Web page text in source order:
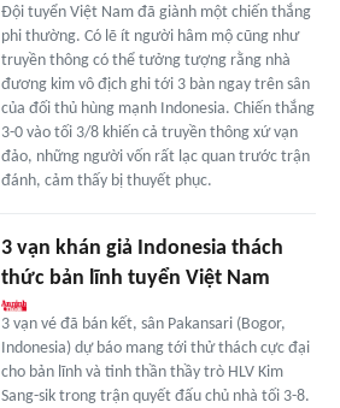
Đội tuyển Việt Nam đã giành một chiến thắng
phi thường. Có lẽ ít người hâm mộ cũng như
truyền thông có thể tưởng tượng rằng nhà
đương kim vô địch ghi tới 3 bàn ngay trên sân
của đối thủ hùng mạnh Indonesia. Chiến thắng
3-0 vào tối 3/8 khiến cả truyền thông xứ vạn
đảo, những người vốn rất lạc quan trước trận
đánh, cảm thấy bị thuyết phục.
3 vạn khán giả Indonesia thách
thức bản lĩnh tuyển Việt Nam
3 vạn vé đã bán kết, sân Pakansari (Bogor,
Indonesia) dự báo mang tới thử thách cực đại
cho bản lĩnh và tinh thần thầy trò HLV Kim
Sang-sik trong trận quyết đấu chủ nhà tối 3-8.